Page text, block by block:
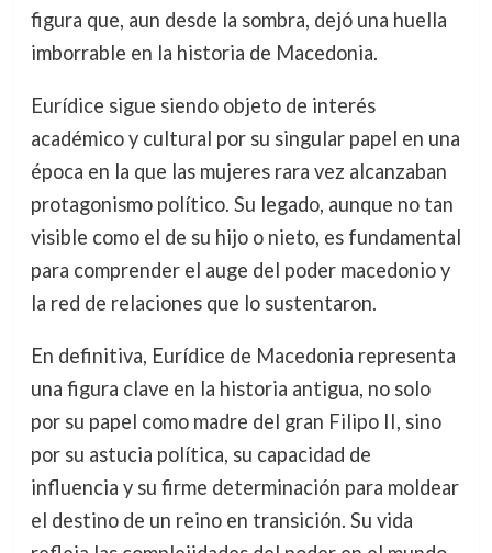
figura que, aun desde la sombra, dejó una huella
imborrable en la historia de Macedonia.
Eurídice sigue siendo objeto de interés
académico y cultural por su singular papel en una
época en la que las mujeres rara vez alcanzaban
protagonismo político. Su legado, aunque no tan
visible como el de su hijo o nieto, es fundamental
para comprender el auge del poder macedonio y
la red de relaciones que lo sustentaron.
En definitiva, Eurídice de Macedonia representa
una figura clave en la historia antigua, no solo
por su papel como madre del gran Filipo II, sino
por su astucia política, su capacidad de
influencia y su firme determinación para moldear
el destino de un reino en transición. Su vida